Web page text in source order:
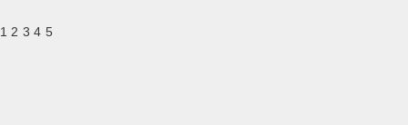
1 2 3 4 5